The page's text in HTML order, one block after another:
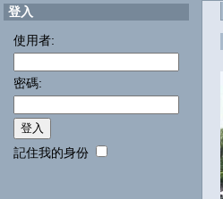
登入
使用者:
密碼:
記住我的身份